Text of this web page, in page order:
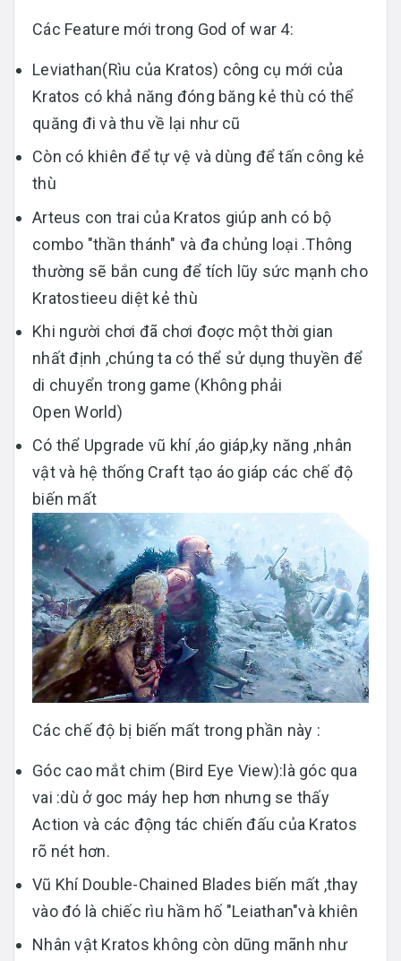
Các Feature mới trong God of war 4:
Leviathan(Rìu của Kratos) công cụ mới của
Kratos có khả năng đóng băng kẻ thù có thể
quăng đi và thu về lại như cũ
Còn có khiên để tự vệ và dùng để tấn công kẻ
thù
Arteus con trai của Kratos giúp anh có bộ
combo "thần thánh" và đa chủng loại .Thông
thường sẽ bắn cung để tích lũy sức mạnh cho
Kratostieeu diệt kẻ thù
Khi người chơi đã chơi đoợc một thời gian
nhất định ,chúng ta có thể sử dụng thuyền để
di chuyển trong game (Không phải
Open World)
Có thể Upgrade vũ khí ,áo giáp,ky năng ,nhân
vật và hệ thống Craft tạo áo giáp các chế độ
biến mất
Các chế độ bị biến mất trong phần này :
Góc cao mắt chim (Bird Eye View):là góc qua
vai :dù ở goc máy hep hơn nhưng se thấy
Action và các động tác chiến đấu của Kratos
rõ nét hơn.
Vũ Khí Double-Chained Blades biến mất ,thay
vào đó là chiếc rìu hầm hố "Leiathan"và khiên
Nhân vật Kratos không còn dũng mãnh như